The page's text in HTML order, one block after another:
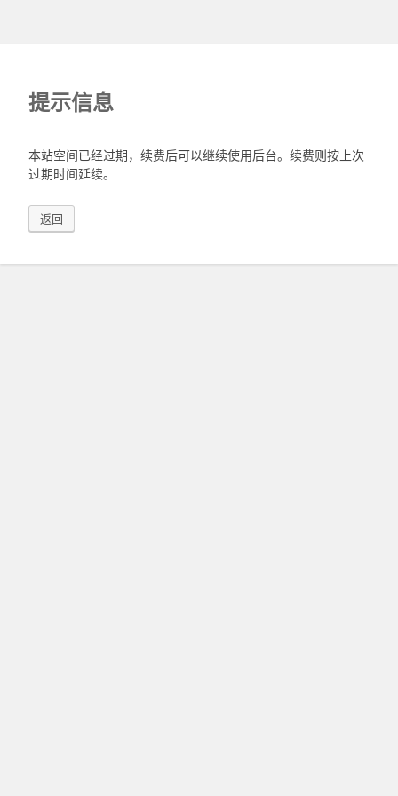
提示信息
本站空间已经过期，续费后可以继续使用后台。续费则按上次
过期时间延续。
返回